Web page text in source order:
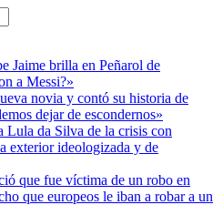
Jaime brilla en Peñarol de
a Messi?»
novia y contó su historia de
dejar de escondernos»
Lula da Silva de la crisis con
exterior ideologizada y de
que fue víctima de un robo en
que europeos le iban a robar a un